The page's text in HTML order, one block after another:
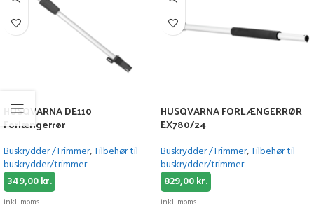
HUSQVARNA DE110
Forlængerrør
Buskrydder /Trimmer,Tilbehør til
buskrydder/trimmer
349,00kr.
inkl. moms
HUSQVARNA FORLÆNGERRØR
EX780/24
Buskrydder /Trimmer,Tilbehør til
buskrydder/trimmer
829,00kr.
inkl. moms